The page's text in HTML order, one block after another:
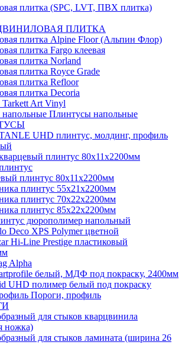
плитка (SPC, LVT, ПВХ плитка)
ПЛИТКА
плитка Alpine Floor (Альпин Флор)
плитка Fargo клеевая
плитка Norland
плитка Royce Grade
плитка Refloor
плитка Decoria
Art Vinyl
Плинтусы напольные
UHD плинтус, молдинг, профиль
плинтус 80х11х2200мм
плинтус 80х11х2200мм
плинтус 55х21х2200мм
плинтус 70х22х2200мм
плинтус 85х22х2200мм
дюрополимер напольный
Deco XPS Polymer цветной
Hi-Line Prestige пластиковый
Alpha
белый, МДФ под покраску, 2400мм
UHD полимер белый под покраску
Пороги, профиль
для стыков кварцвинила
ножка)
для стыков ламината (ширина 26